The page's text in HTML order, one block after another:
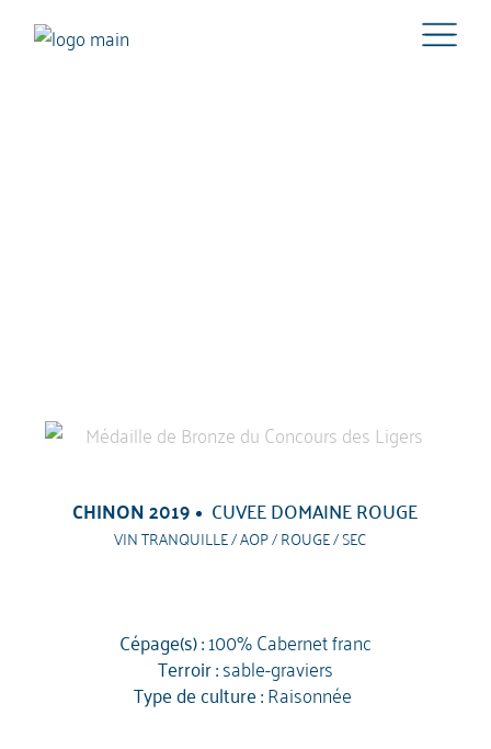
CHINON 2019 CUVEE DOMAINE ROUGE
VIN TRANQUILLE / AOP / ROUGE / SEC
Cépage(s) :100% Cabernet franc
Terroir :sable-graviers
Type de culture :Raisonnée